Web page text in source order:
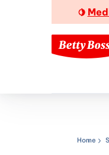
🍋
Home